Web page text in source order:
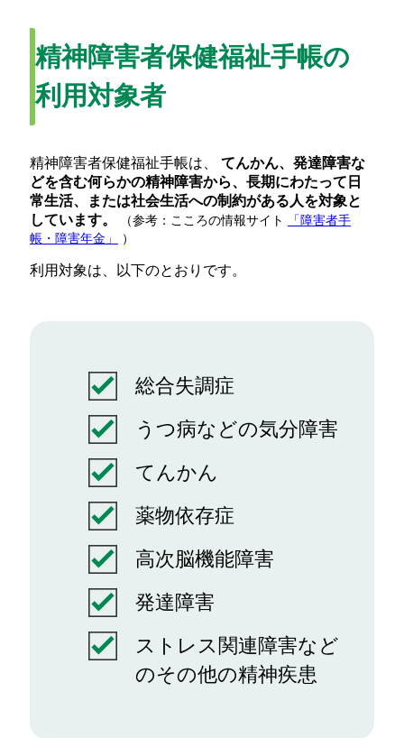
精神障害者保健福祉手帳の
利用対象者
精神障害者保健福祉手帳は、 てんかん、発達障害な
どを含む何らかの精神障害から、長期にわたって日
常生活、または社会生活への制約がある人を対象と
しています。
（参考：こころの情報サイト
「障害者手
帳・障害年金」
）
利用対象は、以下のとおりです。
総合失調症
うつ病などの気分障害
てんかん
薬物依存症
高次脳機能障害
発達障害
ストレス関連障害など
のその他の精神疾患